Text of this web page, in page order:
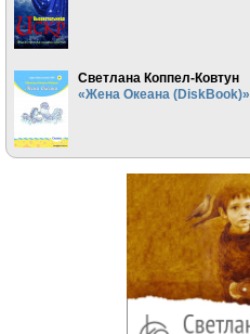
Светлана Коппел-Ковтун
«Жена Океана (DiskBook)»